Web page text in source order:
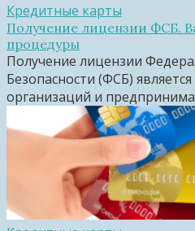
Кредитные карты
Получение лицензии ФСБ.
процедуры
Получение лицензии
Безопасности (ФСБ)
организаций и